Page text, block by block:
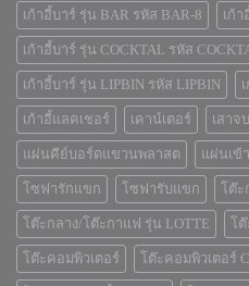
เก้าอี้บาร์ รุ่น BAR รหัส BAR-8 เก้
เก้าอี้บาร์ รุ่น COCKTAL รหัส
เก้าอี้บาร์ รุ่น LIPBIN รหัส LIPBIN
เก้าอี้แลคเชอร์ เคาน์เตอร์ เสาจบ
แผ่นคีย์บอร์ดแขวนพลาสต แผ่นเข้
โซฟารักแขก โซฟารับแขก โต๊
โต๊ะกลาง/โต๊ะกาแฟ รุ่น LOTTE โ
โต๊ะคอมพิวเตอร์ โต๊ะคอมพิวเตอร์